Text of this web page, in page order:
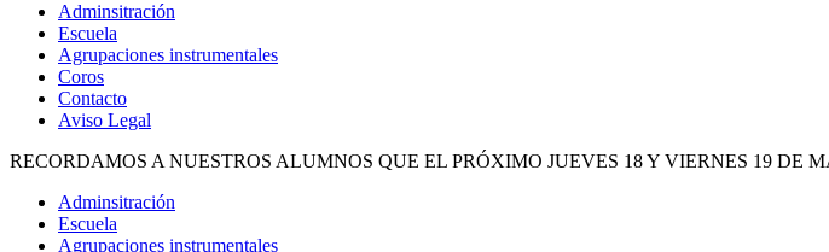
Adminsitración
Escuela
Agrupaciones instrumentales
Coros
Contacto
Aviso Legal
RECORDAMOS A NUESTROS ALUMNOS QUE EL PRÓXIMO JUEVES 18 Y VIERNES 19 DE
Adminsitración
Escuela
Agrupaciones instrumentales